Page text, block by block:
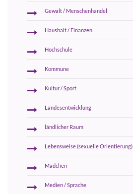
Gewalt / Menschenhandel
Haushalt / Finanzen
Hochschule
Kommune
Kultur / Sport
Landesentwicklung
ländlicher Raum
Lebensweise (sexuelle Orientierung)
Mädchen
Medien / Sprache